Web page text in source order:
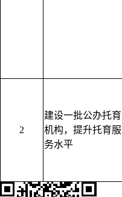
2
建设一批公办托育
机构，提升托育服
务水平